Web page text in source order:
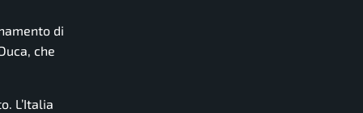
di
che
L’Italia